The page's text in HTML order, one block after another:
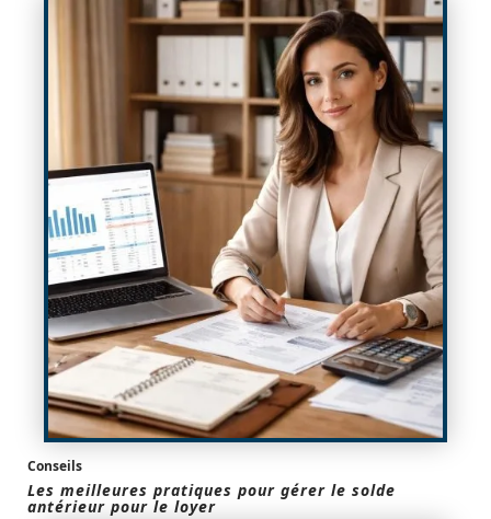
Conseils
Les meilleures pratiques pour gérer le solde
antérieur pour le loyer